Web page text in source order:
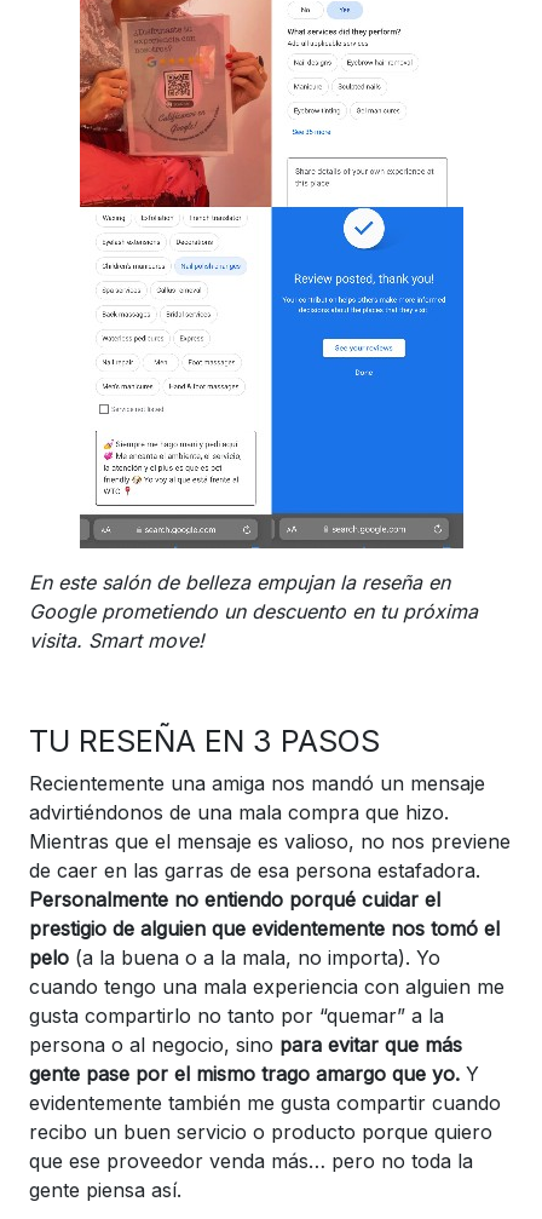
En este salón de belleza empujan la reseña en
Google prometiendo un descuento en tu próxima
visita. Smart move!
TU RESEÑA EN 3 PASOS
Recientemente una amiga nos mandó un mensaje
advirtiéndonos de una mala compra que hizo.
Mientras que el mensaje es valioso, no nos previene
de caer en las garras de esa persona estafadora.
Personalmente no entiendo porqué cuidar el
prestigio de alguien que evidentemente nos tomó el
pelo (a la buena o a la mala, no importa). Yo
cuando tengo una mala experiencia con alguien me
gusta compartirlo no tanto por “quemar” a la
persona o al negocio, sino para evitar que más
gente pase por el mismo trago amargo que yo. Y
evidentemente también me gusta compartir cuando
recibo un buen servicio o producto porque quiero
que ese proveedor venda más… pero no toda la
gente piensa así.